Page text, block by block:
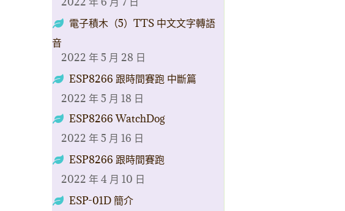
電子積木（5）TTS 中文文字轉語
音
2022 年 5 月 28 日
ESP8266 跟時間賽跑 中斷篇
2022 年 5 月 18 日
ESP8266 WatchDog
2022 年 5 月 16 日
ESP8266 跟時間賽跑
2022 年 4 月 10 日
ESP-01D 簡介